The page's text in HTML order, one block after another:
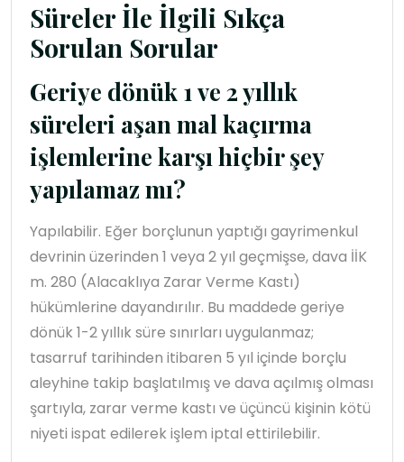
Süreler İle İlgili Sıkça
Sorulan Sorular
Geriye dönük 1 ve 2 yıllık
süreleri aşan mal kaçırma
işlemlerine karşı hiçbir şey
yapılamaz mı?
Yapılabilir. Eğer borçlunun yaptığı gayrimenkul
devrinin üzerinden 1 veya 2 yıl geçmişse, dava İİK
m. 280 (Alacaklıya Zarar Verme Kastı)
hükümlerine dayandırılır. Bu maddede geriye
dönük 1-2 yıllık süre sınırları uygulanmaz;
tasarruf tarihinden itibaren 5 yıl içinde borçlu
aleyhine takip başlatılmış ve dava açılmış olması
şartıyla, zarar verme kastı ve üçüncü kişinin kötü
niyeti ispat edilerek işlem iptal ettirilebilir.